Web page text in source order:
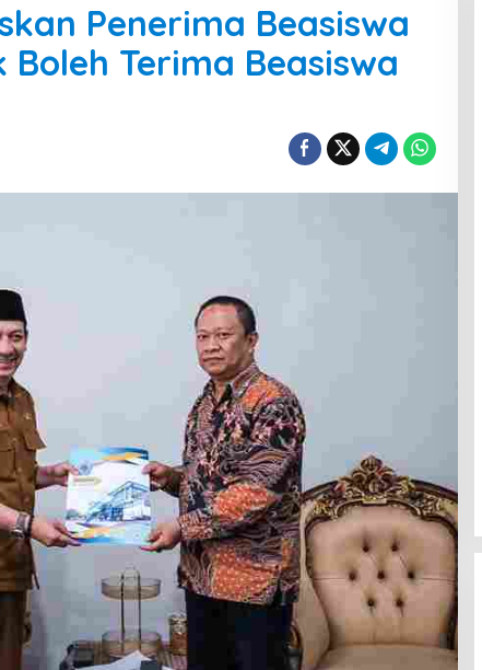
Penerima Beasiswa
Terima Beasiswa